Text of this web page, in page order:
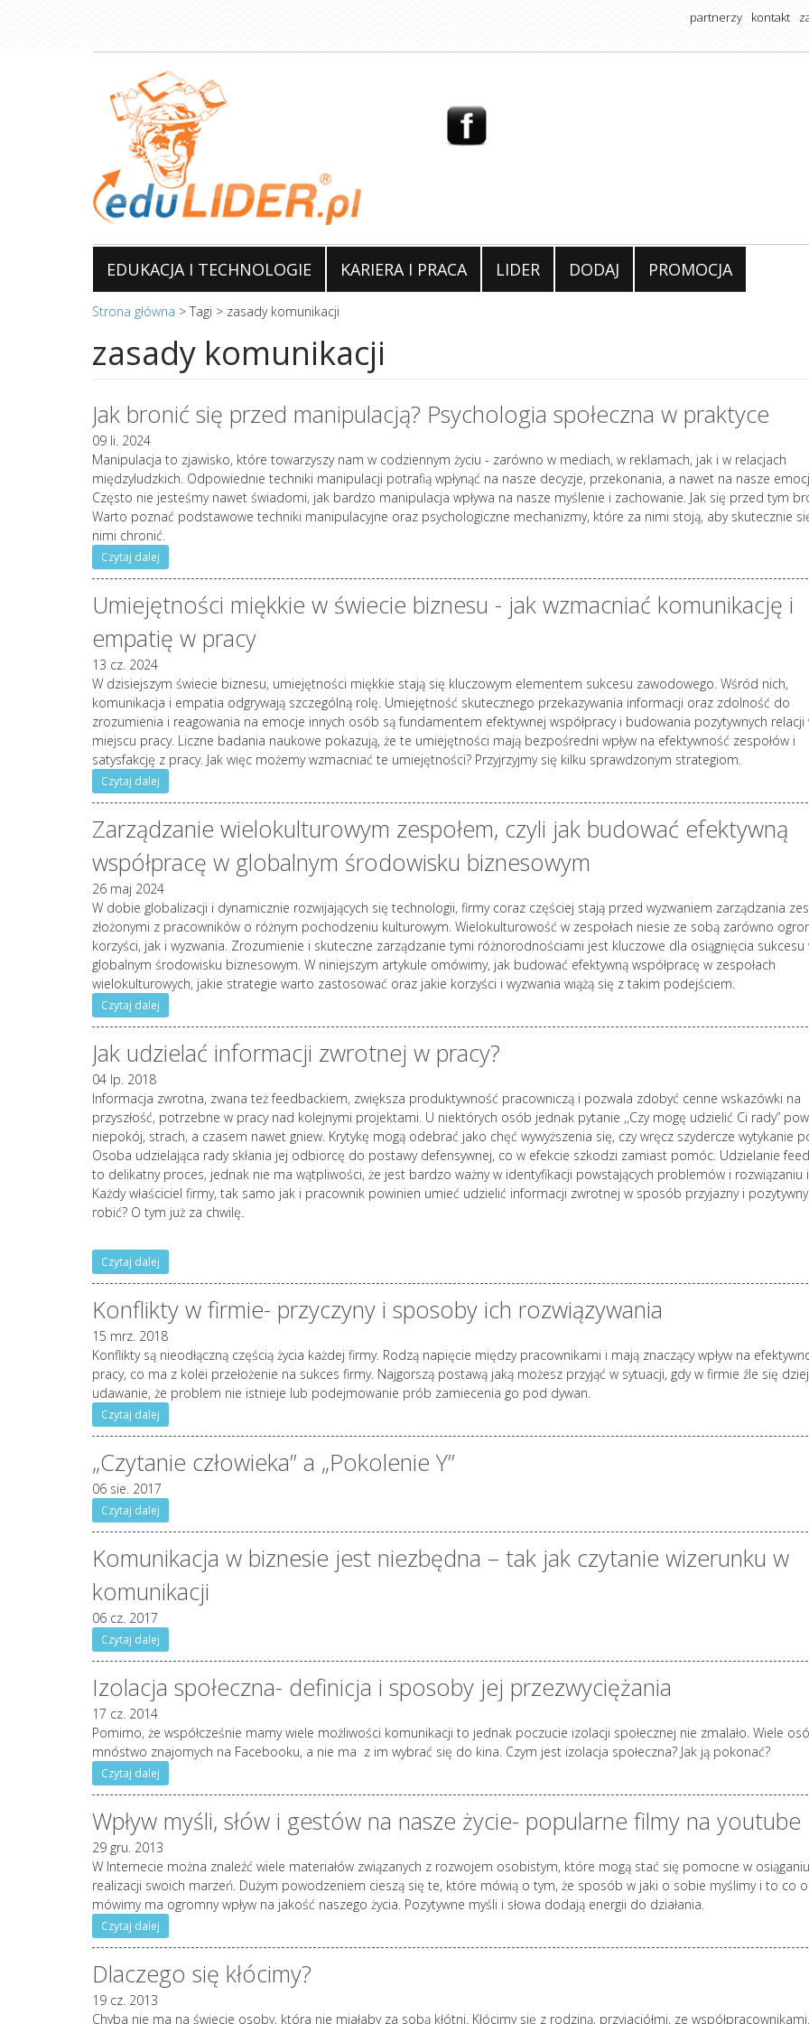
partnerzy kontakt
EDUKACJA I TECHNOLOGIE KARIERA I PRACA LIDER DODAJ PROMOCJA
Strona główna > Tagi > zasady komunikacji
zasady komunikacji
Jak bronić się przed manipulacją? Psychologia społeczna w praktyce
09 li. 2024
Manipulacja to zjawisko, które towarzyszy nam w codziennym życiu - zarówno w mediach, w reklamach, jak i w relacjach
międzyludzkich. Odpowiednie techniki manipulacji potrafią wpłynąć na nasze decyzje, przekonania, a nawet na nasze
Często nie jesteśmy nawet świadomi, jak bardzo manipulacja wpływa na nasze myślenie i zachowanie. Jak się przed tym
Warto poznać podstawowe techniki manipulacyjne oraz psychologiczne mechanizmy, które za nimi stoją, aby skutecznie
nimi chronić.
Czytaj dalej
Umiejętności miękkie w świecie biznesu - jak wzmacniać komunikację i
empatię w pracy
13 cz. 2024
W dzisiejszym świecie biznesu, umiejętności miękkie stają się kluczowym elementem sukcesu zawodowego. Wśród nich,
komunikacja i empatia odgrywają szczególną rolę. Umiejętność skutecznego przekazywania informacji oraz zdolność do
zrozumienia i reagowania na emocje innych osób są fundamentem efektywnej współpracy i budowania pozytywnych relacji
miejscu pracy. Liczne badania naukowe pokazują, że te umiejętności mają bezpośredni wpływ na efektywność zespołów i
satysfakcję z pracy. Jak więc możemy wzmacniać te umiejętności? Przyjrzyjmy się kilku sprawdzonym strategiom.
Czytaj dalej
Zarządzanie wielokulturowym zespołem, czyli jak budować efektywną
współpracę w globalnym środowisku biznesowym
26 maj 2024
W dobie globalizacji i dynamicznie rozwijających się technologii, firmy coraz częściej stają przed wyzwaniem zarządzania
złożonymi z pracowników o różnym pochodzeniu kulturowym. Wielokulturowość w zespołach niesie ze sobą zarówno
korzyści, jak i wyzwania. Zrozumienie i skuteczne zarządzanie tymi różnorodnościami jest kluczowe dla osiągnięcia sukcesu
globalnym środowisku biznesowym. W niniejszym artykule omówimy, jak budować efektywną współpracę w zespołach
wielokulturowych, jakie strategie warto zastosować oraz jakie korzyści i wyzwania wiążą się z takim podejściem.
Czytaj dalej
Jak udzielać informacji zwrotnej w pracy?
04 lp. 2018
Informacja zwrotna, zwana też feedbackiem, zwiększa produktywność pracowniczą i pozwala zdobyć cenne wskazówki na
przyszłość, potrzebne w pracy nad kolejnymi projektami. U niektórych osób jednak pytanie ,,Czy mogę udzielić Ci rady”
niepokój, strach, a czasem nawet gniew. Krytykę mogą odebrać jako chęć wywyższenia się, czy wręcz szydercze wytykanie
Osoba udzielająca rady skłania jej odbiorcę do postawy defensywnej, co w efekcie szkodzi zamiast pomóc. Udzielanie
to delikatny proces, jednak nie ma wątpliwości, że jest bardzo ważny w identyfikacji powstających problemów i rozwiązaniu
Każdy właściciel firmy, tak samo jak i pracownik powinien umieć udzielić informacji zwrotnej w sposób przyjazny i
robić? O tym już za chwilę.
Czytaj dalej
Konflikty w firmie- przyczyny i sposoby ich rozwiązywania
15 mrz. 2018
Konflikty są nieodłączną częścią życia każdej firmy. Rodzą napięcie między pracownikami i mają znaczący wpływ na
pracy, co ma z kolei przełożenie na sukces firmy. Najgorszą postawą jaką możesz przyjąć w sytuacji, gdy w firmie źle się
udawanie, że problem nie istnieje lub podejmowanie prób zamiecenia go pod dywan.
Czytaj dalej
„Czytanie człowieka” a „Pokolenie Y”
06 sie. 2017
Czytaj dalej
Komunikacja w biznesie jest niezbędna – tak jak czytanie wizerunku w
komunikacji
06 cz. 2017
Czytaj dalej
Izolacja społeczna- definicja i sposoby jej przezwyciężania
17 cz. 2014
Pomimo, że współcześnie mamy wiele możliwości komunikacji to jednak poczucie izolacji społecznej nie zmalało. Wiele
mnóstwo znajomych na Facebooku, a nie ma z im wybrać się do kina. Czym jest izolacja społeczna? Jak ją pokonać?
Czytaj dalej
Wpływ myśli, słów i gestów na nasze życie- popularne filmy na youtube
29 gru. 2013
W Internecie można znaleźć wiele materiałów związanych z rozwojem osobistym, które mogą stać się pomocne w
realizacji swoich marzeń. Dużym powodzeniem cieszą się te, które mówią o tym, że sposób w jaki o sobie myślimy i to co
mówimy ma ogromny wpływ na jakość naszego życia. Pozytywne myśli i słowa dodają energii do działania.
Czytaj dalej
Dlaczego się kłócimy?
19 cz. 2013
Chyba nie ma na świecie osoby, która nie miałaby za sobą kłótni. Kłócimy się z rodziną, przyjaciółmi, ze
skutecznych strategii
zatacza
Burnout jako zespół stresu
relacje osobiste, powoduje
niepokój, a nawet prowadzi
zawodowe przebiega
następującym schematem:
stadia mogą występować
pojawiać się kolejno u...
czytaj dalej...